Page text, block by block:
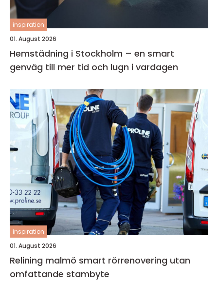
inspiration
01. August 2026
Hemstädning i Stockholm – en smart
genväg till mer tid och lugn i vardagen
inspiration
01. August 2026
Relining malmö smart rörrenovering utan
omfattande stambyte